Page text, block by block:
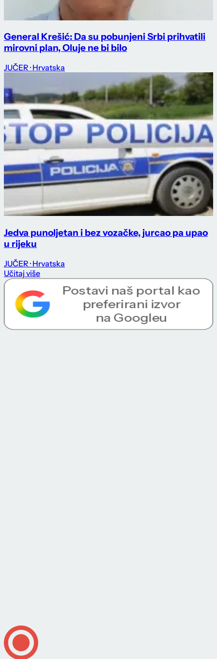
General Krešić: Da su pobunjeni Srbi prihvatili
mirovni plan, Oluje ne bi bilo
JUČER · Hrvatska
Jedva punoljetan i bez vozačke, jurcao pa upao
u rijeku
JUČER · Hrvatska
Učitaj više